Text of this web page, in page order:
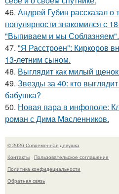
46. Андрей Губин рассказал о
популярности знакомился с
"Выпиваем и мы Соблазняем".
47. "Я Расстроен": Киркоров
13-летним сыном.
48. Выглядит как милый щенок
49. Звезды за 40: кто выглядит
бабушка?
50. Новая пара в инфополе:
роман с Дима Масленников.
© 2026 Современная девушка
Контакты
Пользовательское соглашение
Политика конфидециальности
Обратная связь